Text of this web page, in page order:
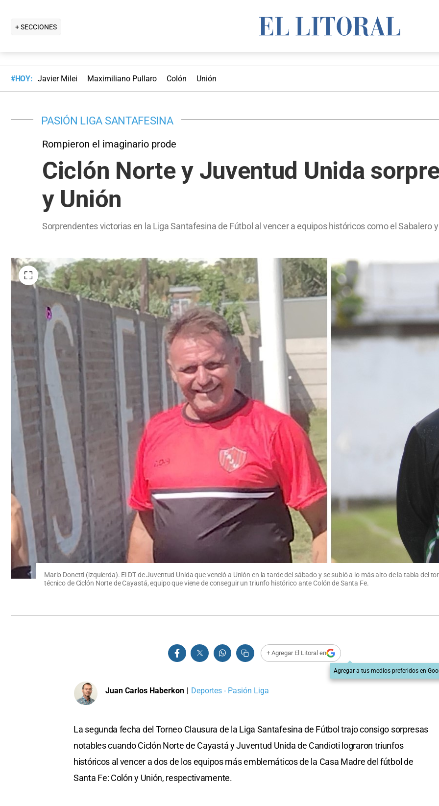
+ SECCIONES
#HOY: Javier Milei Maximiliano Pullaro Colón Unión
PASIÓN LIGA SANTAFESINA
Rompieron el imaginario prode
Ciclón Norte y Juventud Unida
y Unión
Sorprendentes victorias en la Liga Santafesina de Fútbol al vencer a equipos históricos como el Sabalero
Mario Donetti (izquierda). El DT de Juventud Unida que venció a Unión en la tarde del sábado y se subió a lo más alto de la tabla del
técnico de Ciclón Norte de Cayastá, equipo que viene de conseguir un triunfo histórico ante Colón de Santa Fe.
+ Agregar El Litoral en
Agregar a tus medios preferidos en
Juan Carlos Haberkon | Deportes - Pasión Liga
La segunda fecha del Torneo Clausura de la Liga Santafesina de Fútbol trajo consigo sorpresas
notables cuando Ciclón Norte de Cayastá y Juventud Unida de Candioti lograron triunfos
históricos al vencer a dos de los equipos más emblemáticos de la Casa Madre del fútbol de
Santa Fe: Colón y Unión, respectivamente.